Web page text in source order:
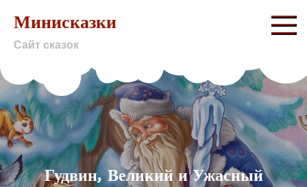
content
Минисказки
Сайт сказок
Гудвин, Великий и Ужасный